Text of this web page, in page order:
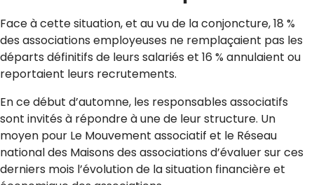
Face à cette situation, et au vu de la conjoncture, 18 %
des associations employeuses ne remplaçaient pas les
départs définitifs de leurs salariés et 16 % annulaient ou
reportaient leurs recrutements.
En ce début d’automne, les responsables associatifs
sont invités à répondre à une de leur structure. Un
moyen pour Le Mouvement associatif et le Réseau
national des Maisons des associations d’évaluer sur ces
derniers mois l’évolution de la situation financière et